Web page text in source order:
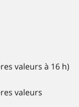
valeurs à 16 h)
valeurs